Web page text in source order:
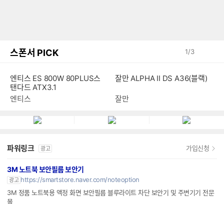
스폰서 PICK 1/3
엔티스 ES 800W 80PLUS스
탠다드 ATX3.1
파워링크 광고
3M 노트북 보안필름 보안기
광고 https://smartstore.naver.com/noteoption